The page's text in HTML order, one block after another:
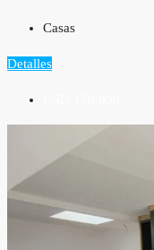
Casas
Detalles